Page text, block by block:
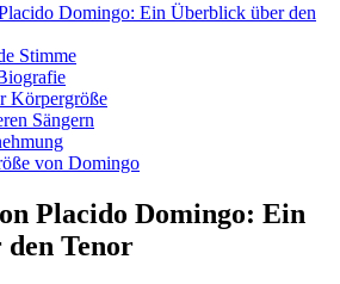
Domingo: Ein Überblick über den
Stimme
Körpergröße
Sängern
von Domingo
Placido Domingo: Ein
Tenor